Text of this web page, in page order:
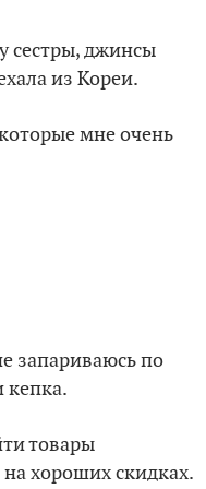
сестры, джинсы
из Кореи.
мне очень
запариваюсь по
кепка.
товары
хороших скидках.